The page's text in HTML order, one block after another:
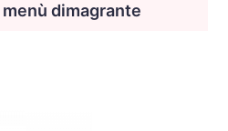
dimagrante